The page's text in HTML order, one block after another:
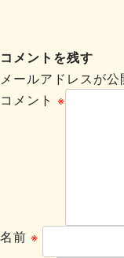
コメントを残す
メールアドレスが公
コメント ※
名前 ※